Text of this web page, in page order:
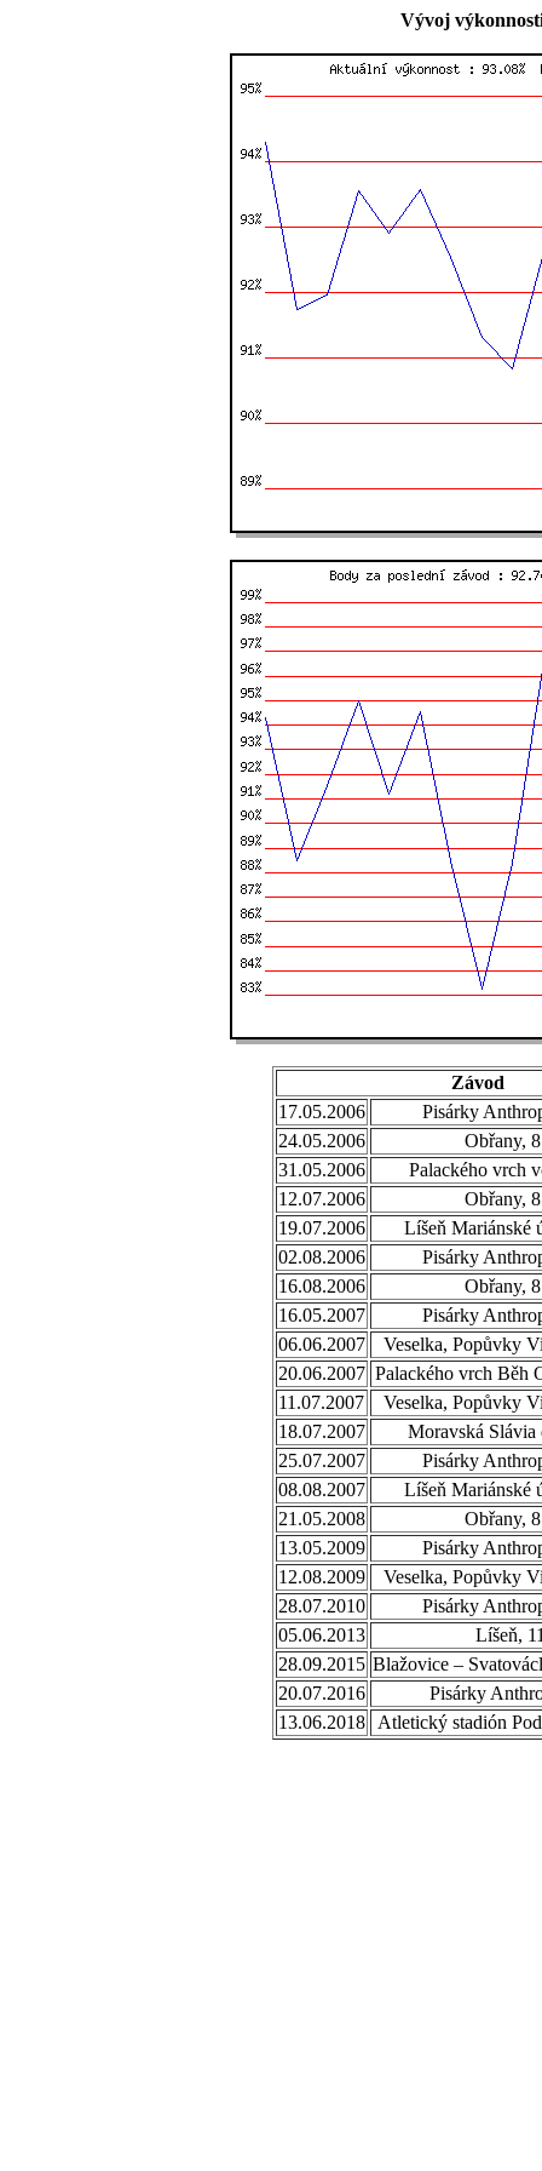
Vývoj
Závod
17.05.2006
Pisárky
24.05.2006
Obřany,
31.05.2006
Palackého vrch
12.07.2006
Obřany,
19.07.2006
Líšeň Mariánské
02.08.2006
Pisárky
16.08.2006
Obřany,
16.05.2007
Pisárky
06.06.2007
Veselka, Popůvky
20.06.2007 Palackého vrch Běh
11.07.2007
Veselka, Popůvky
18.07.2007
Moravská Slávia
25.07.2007
Pisárky
08.08.2007
Líšeň Mariánské
21.05.2008
Obřany,
13.05.2009
Pisárky
12.08.2009
Veselka, Popůvky
28.07.2010
Pisárky
05.06.2013
Líšeň,
28.09.2015 Blažovice –
20.07.2016
Pisárky
13.06.2018
Atletický stadión